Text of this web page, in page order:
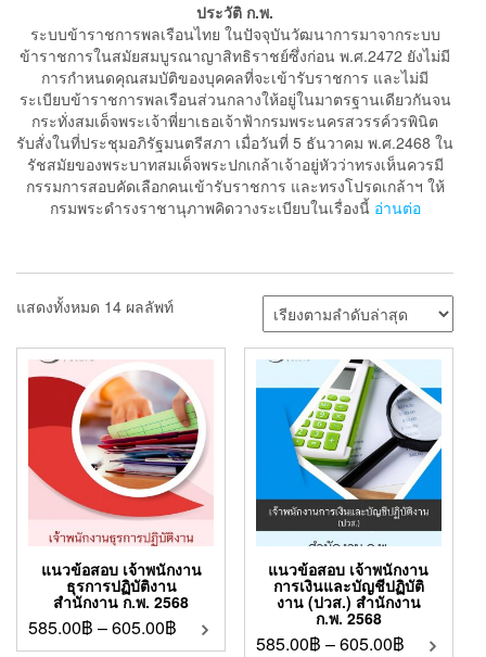
ประวัติ ก.พ.
ระบบข้าราชการพลเรือนไทย ในปัจจุบันวัฒนาการมาจากระบบ
ข้าราชการในสมัยสมบูรณาญาสิทธิราชย์ซึ่งก่อน พ.ศ.2472 ยังไม่มี
การกำหนดคุณสมบัติของบุคคลที่จะเข้ารับราชการ และไม่มี
ระเบียบข้าราชการพลเรือนส่วนกลางให้อยู่ในมาตรฐานเดียวกันจน
กระทั่งสมเด็จพระเจ้าพี่ยาเธอเจ้าฟ้ากรมพระนครสวรรค์วรพินิต
รับสั่งในที่ประชุมอภิรัฐมนตรีสภา เมื่อวันที่ 5 ธันวาคม พ.ศ.2468 ใน
รัชสมัยของพระบาทสมเด็จพระปกเกล้าเจ้าอยู่หัวว่าทรงเห็นควรมี
กรรมการสอบคัดเลือกคนเข้ารับราชการ และทรงโปรดเกล้าฯ ให้
กรมพระดำรงราชานุภาพคิดวางระเบียบในเรื่องนี้ อ่านต่อ
แสดงทั้งหมด 14 ผลลัพท์
แนวข้อสอบ เจ้าพนักงาน
ธุรการปฏิบัติงาน
สำนักงาน ก.พ. 2568
585.00฿ –605.00฿
แนวข้อสอบ เจ้าพนักงาน
การเงินและบัญชีปฏิบัติ
งาน (ปวส.) สำนักงาน
ก.พ. 2568
585.00฿ –605.00฿